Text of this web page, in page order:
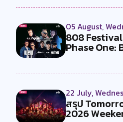
05 August,
808
Phase One:
22 July,
สรุป
2026